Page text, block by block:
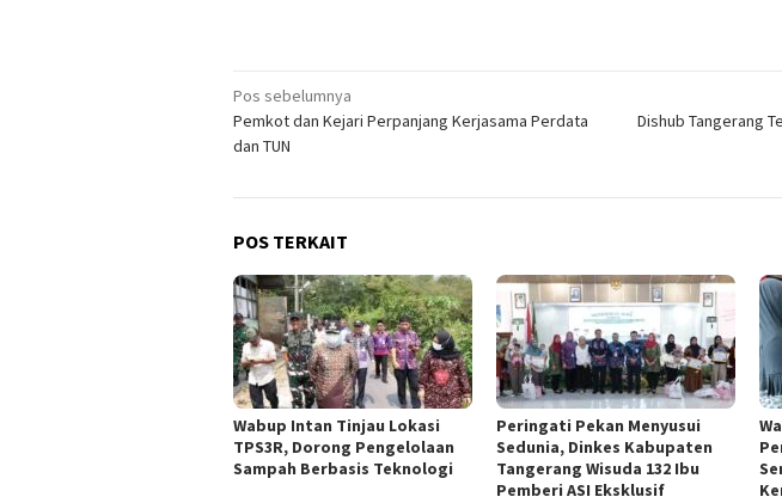
Navigasi
pos
Pos sebelumnya
Pemkot dan Kejari Perpanjang Kerjasama Perdata
dan TUN
Dishub Tangerang
POS TERKAIT
Wabup Intan Tinjau Lokasi
TPS3R, Dorong Pengelolaan
Sampah Berbasis Teknologi
Peringati Pekan Menyusui
Sedunia, Dinkes Kabupaten
Tangerang Wisuda 132 Ibu
Pemberi ASI Eksklusif